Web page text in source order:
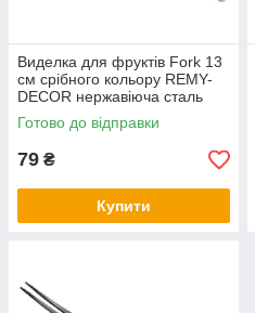
Виделка для фруктів Fork 13
см срібного кольору REMY-
DECOR нержавіюча сталь
Готово до відправки
79 ₴
Купити